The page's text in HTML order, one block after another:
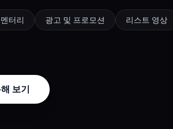
터리 광고 및 프로모션 리스트 영상
보기